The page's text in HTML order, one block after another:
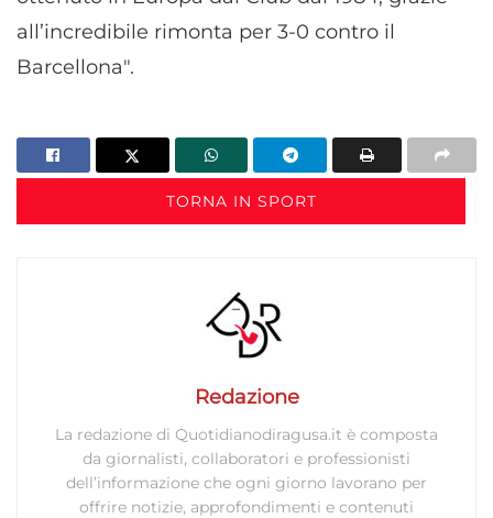
all’incredibile rimonta per 3-0 contro il
Barcellona".
TORNA IN SPORT
Redazione
La redazione di Quotidianodiragusa.it è composta
da giornalisti, collaboratori e professionisti
dell’informazione che ogni giorno lavorano per
offrire notizie, approfondimenti e contenuti